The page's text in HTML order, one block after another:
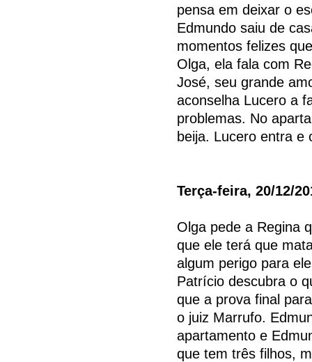
pensa em deixar o
Edmundo saiu de
momentos felizes
Olga, ela fala com
José, seu grande
aconselha Lucero a
problemas. No
beija. Lucero entra e
Terça-feira, 20/12/
Olga pede a Regina
que ele terá que
algum perigo para
Patrício descubra o
que a prova final
o juiz Marrufo.
apartamento e
que tem três filhos,